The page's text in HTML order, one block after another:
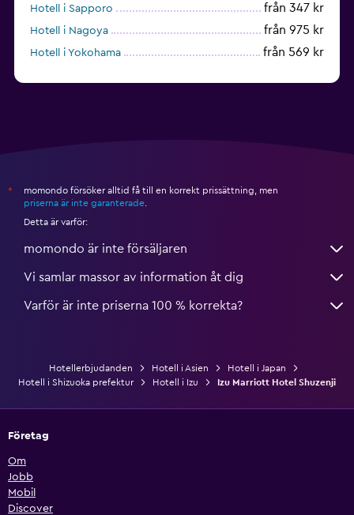
Hotell i Sapporo från 347 kr
Hotell i Nagoya från 975 kr
Hotell i Yokohama från 569 kr
*
momondo försöker alltid få till en korrekt prissättning, men
priserna är inte garanterade
Detta är varför:
momondo är inte försäljaren
Vi samlar massor av information åt dig
Varför är inte priserna 100 % korrekta?
Hotellerbjudanden Hotell i Asien
Hotell i Japan
Hotell i Shizuoka prefektur
Hotell i Izu Izu Marriott Hotel Shuzenji
Företag
Om
Jobb
Mobil
Discover